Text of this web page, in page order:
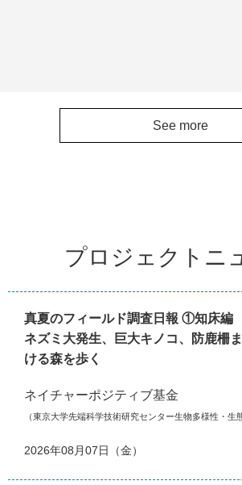
See more
プロジェクトニ
真夏のフィールド調査日報 ①知床編
ネズミ大発生、巨大キノコ、防鹿柵
ける森を歩く
ネイチャーポジティブ基金
（東京大学先端科学技術研究センター生物多様性・生
2026年08月07日（金）